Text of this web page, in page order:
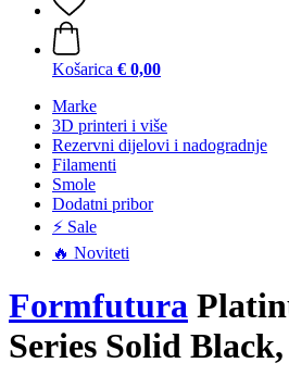
Košarica € 0,00
Marke
3D printeri i više
Rezervni dijelovi i nadogradnje
Filamenti
Smole
Dodatni pribor
⚡ Sale
🔥 Noviteti
Formfutura
Series Solid